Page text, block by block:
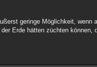
geringe Möglichkeit, wenn
Erde hätten züchten